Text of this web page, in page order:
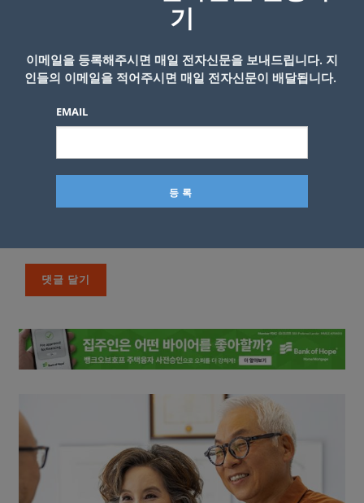
기
이메일을 등록해주시면 매일 전자신문을 보내드립니다. 지
인들의 이메일을 적어주시면 매일 전자신문이 배달됩니다.
EMAIL